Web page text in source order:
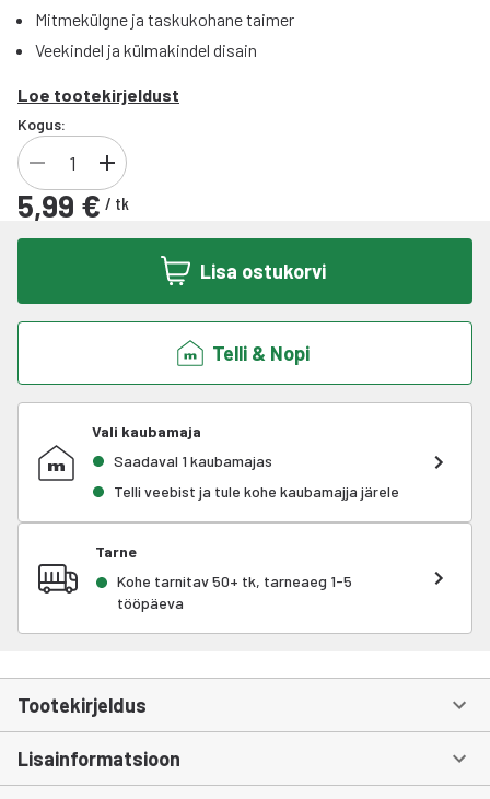
Mitmekülgne ja taskukohane taimer
Veekindel ja külmakindel disain
Loe tootekirjeldust
Kogus:
5,99 € / tk
Lisa ostukorvi
Telli & Nopi
Vali kaubamaja
Saadaval 1 kaubamajas
Telli veebist ja tule kohe kaubamajja järele
Tarne
Kohe tarnitav 50+ tk, tarneaeg 1-5
tööpäeva
Tootekirjeldus
Lisainformatsioon